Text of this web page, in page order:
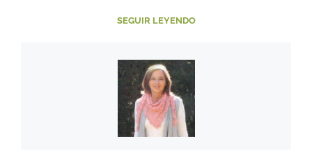
SEGUIR LEYENDO